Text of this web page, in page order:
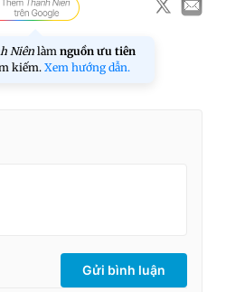
Niên làm nguồn ưu tiên
kiếm. Xem hướng dẫn.
Gửi bình luận